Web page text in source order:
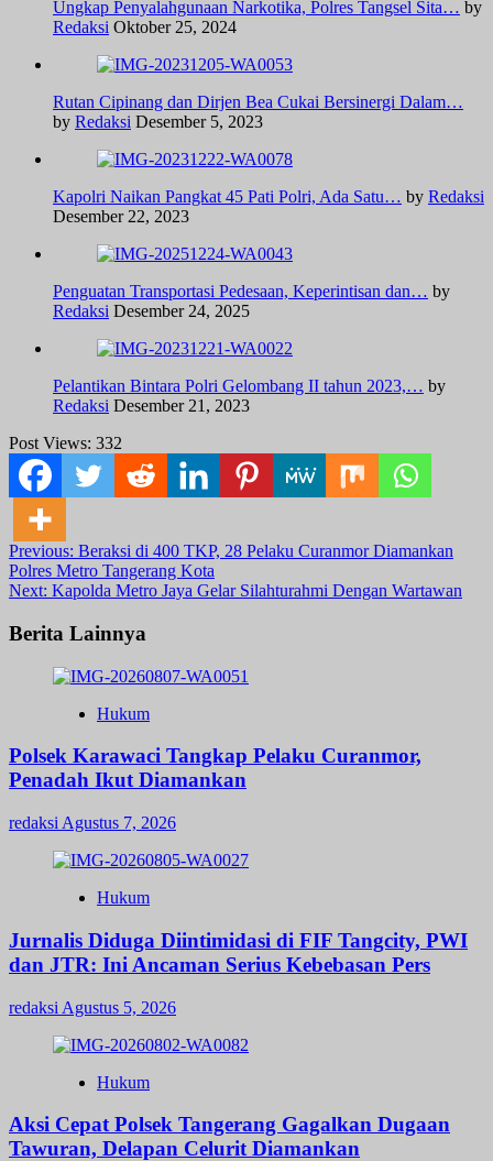
Ungkap Penyalahgunaan Narkotika, Polres Tangsel Sita… by
Redaksi Oktober 25, 2024
Rutan Cipinang dan Dirjen Bea Cukai Bersinergi Dalam…
by Redaksi Desember 5, 2023
Kapolri Naikan Pangkat 45 Pati Polri, Ada Satu… by Redaksi
Desember 22, 2023
Penguatan Transportasi Pedesaan, Keperintisan dan… by
Redaksi Desember 24, 2025
Pelantikan Bintara Polri Gelombang II tahun 2023,… by
Redaksi Desember 21, 2023
Post Views: 332
Post
navigation
Previous: Beraksi di 400 TKP, 28 Pelaku Curanmor Diamankan
Polres Metro Tangerang Kota
Next: Kapolda Metro Jaya Gelar Silahturahmi Dengan Wartawan
Berita Lainnya
Hukum
Polsek Karawaci Tangkap Pelaku Curanmor,
Penadah Ikut Diamankan
redaksi Agustus 7, 2026
Hukum
Jurnalis Diduga Diintimidasi di FIF Tangcity, PWI
dan JTR: Ini Ancaman Serius Kebebasan Pers
redaksi Agustus 5, 2026
Hukum
Aksi Cepat Polsek Tangerang Gagalkan Dugaan
Tawuran, Delapan Celurit Diamankan